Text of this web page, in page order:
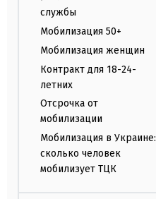
службы
Мобилизация 50+
Мобилизация женщин
Контракт для 18-24-
летних
Отсрочка от
мобилизации
Мобилизация в Украине:
сколько человек
мобилизует ТЦК